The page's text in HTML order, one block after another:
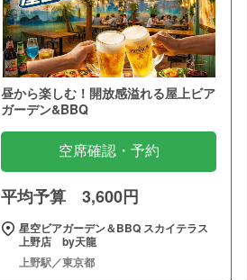
昼から楽しむ！開放感溢れる屋上ビア
ガーデン&BBQ
空席確認・予約
平均予算 3,600円
星空ビアガーデン＆BBQ スカイテラス
上野店 by天龍
上野駅／東京都